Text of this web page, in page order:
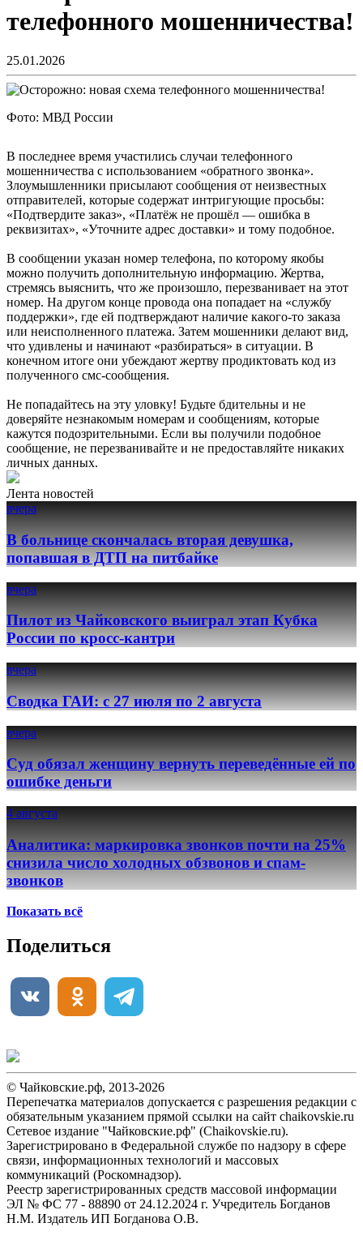
телефонного мошенничества!
25.01.2026
Фото: МВД России
В последнее время участились случаи телефонного
мошенничества с использованием «обратного звонка».
Злоумышленники присылают сообщения от неизвестных
отправителей, которые содержат интригующие просьбы:
«Подтвердите заказ», «Платёж не прошёл — ошибка в
реквизитах», «Уточните адрес доставки» и тому подобное.
В сообщении указан номер телефона, по которому якобы
можно получить дополнительную информацию. Жертва,
стремясь выяснить, что же произошло, перезванивает на этот
номер. На другом конце провода она попадает на «службу
поддержки», где ей подтверждают наличие какого-то заказа
или неисполненного платежа. Затем мошенники делают вид,
что удивлены и начинают «разбираться» в ситуации. В
конечном итоге они убеждают жертву продиктовать код из
полученного смс-сообщения.
Не попадайтесь на эту уловку! Будьте бдительны и не
доверяйте незнакомым номерам и сообщениям, которые
кажутся подозрительными. Если вы получили подобное
сообщение, не перезванивайте и не предоставляйте никаких
личных данных.
Лента новостей
вчера
В больнице скончалась вторая девушка,
попавшая в ДТП на питбайке
вчера
Пилот из Чайковского выиграл этап Кубка
России по кросс-кантри
вчера
Сводка ГАИ: с 27 июля по 2 августа
вчера
Суд обязал женщину вернуть переведённые ей по
ошибке деньги
4 августа
Аналитика: маркировка звонков почти на 25%
снизила число холодных обзвонов и спам-
звонков
Показать всё
Поделиться
© Чайковские.рф, 2013-2026
Перепечатка материалов допускается с разрешения редакции с
обязательным указанием прямой ссылки на сайт chaikovskie.ru
Сетевое издание "Чайковские.рф" (Chaikovskie.ru).
Зарегистрировано в Федеральной службе по надзору в сфере
связи, информационных технологий и массовых
коммуникаций (Роскомнадзор).
Реестр зарегистрированных средств массовой информации
ЭЛ № ФС 77 - 88890 от 24.12.2024 г. Учредитель Богданов
Н.М. Издатель ИП Богданова О.В.